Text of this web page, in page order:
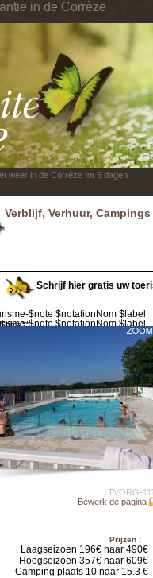
in de Corrèze
weer in de Corrèze tot 5 dagen
Verblijf, Verhuur,
Schrijf hier gratis uw
TVORG-
Bewerk de pagina
Prijzen :
Laagseizoen 196€ naar 490€
Hoogseizoen 357€ naar 609€
Camping plaats 10 naar 15.3 €